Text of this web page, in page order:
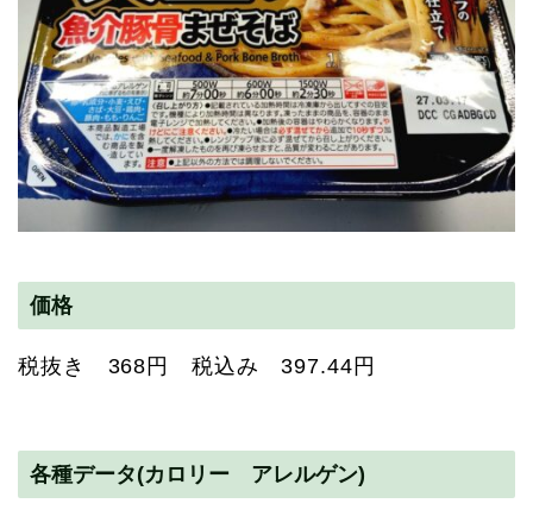
価格
税抜き 368円 税込み 397.44円
各種データ(カロリー アレルゲン)